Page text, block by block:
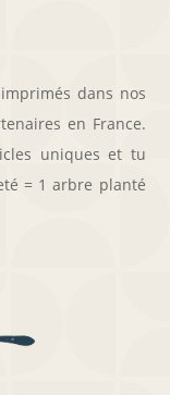
dans nos
en France.
uniques et tu
= 1 arbre planté